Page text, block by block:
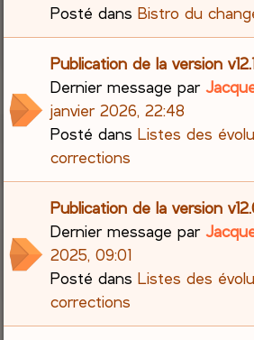
Posté dansBistro du
Publication de la version
Dernier message par
janvier 2026, 22:48
Posté dansListes des
corrections
Publication de la version
Dernier message par
2025, 09:01
Posté dansListes des
corrections